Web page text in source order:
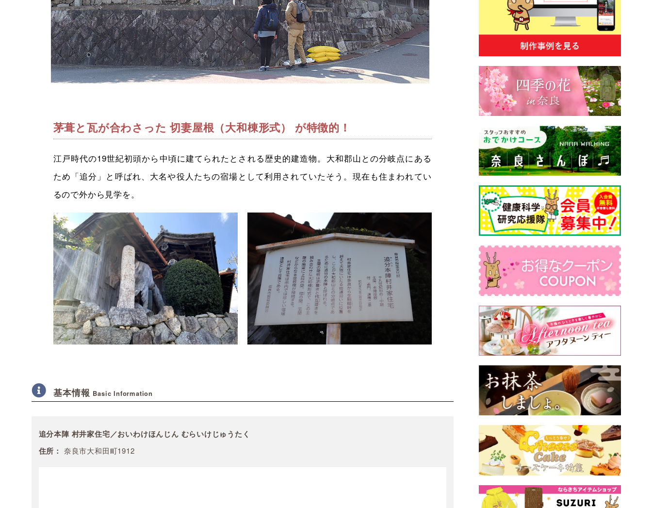
茅葺と瓦が合わさった 切妻屋根（大和棟形式） が特徴的！
江戸時代の19世紀初頭から中頃に建てられたとされる歴史的建造物。大和郡山との分岐点にある
ため「追分」と呼ばれ、大名や役人たちの宿場として利用されていたそう。現在も住まわれてい
るので外から見学を。
基本情報 Basic Information
追分本陣 村井家住宅／おいわけほんじん むらいけじゅうたく
住所： 奈良市大和田町1912